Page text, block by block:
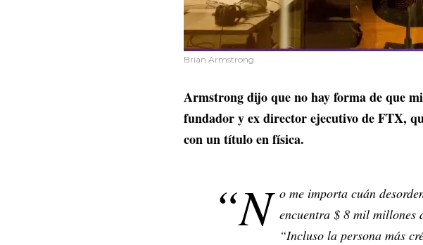
Brian Armstrong
Armstrong dijo que no hay forma de que
fundador y ex director ejecutivo de FTX,
con un título en física.
“N o me importa cuán
encuentra $ 8 mil millones
“Incluso la persona más